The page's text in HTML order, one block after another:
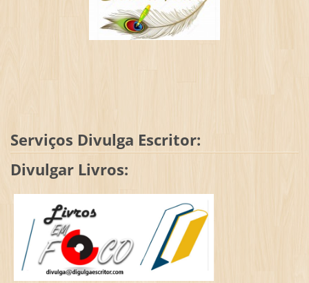
Serviços Divulga Escritor:
Divulgar Livros: